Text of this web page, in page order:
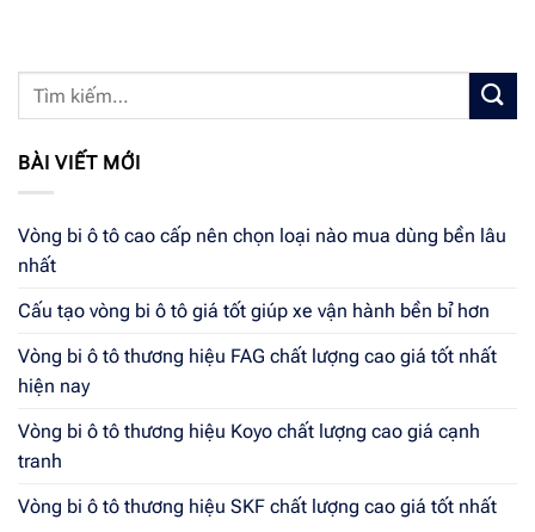
BÀI VIẾT MỚI
Vòng bi ô tô cao cấp nên chọn loại nào mua dùng bền lâu
nhất
Cấu tạo vòng bi ô tô giá tốt giúp xe vận hành bền bỉ hơn
Vòng bi ô tô thương hiệu FAG chất lượng cao giá tốt nhất
hiện nay
Vòng bi ô tô thương hiệu Koyo chất lượng cao giá cạnh
tranh
Vòng bi ô tô thương hiệu SKF chất lượng cao giá tốt nhất